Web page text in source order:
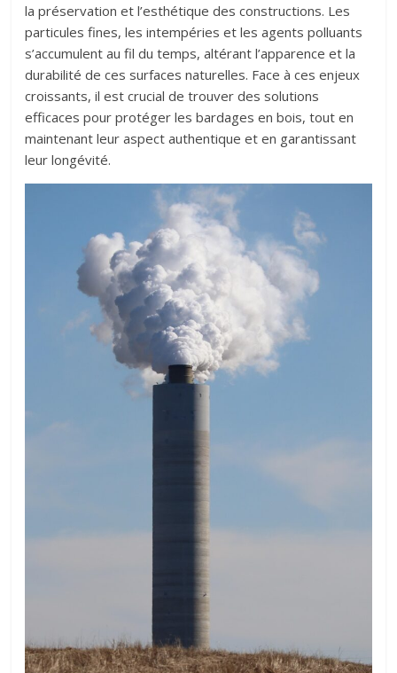
la préservation et l’esthétique des constructions. Les
particules fines, les intempéries et les agents polluants
s’accumulent au fil du temps, altérant l’apparence et la
durabilité de ces surfaces naturelles. Face à ces enjeux
croissants, il est crucial de trouver des solutions
efficaces pour protéger les bardages en bois, tout en
maintenant leur aspect authentique et en garantissant
leur longévité.